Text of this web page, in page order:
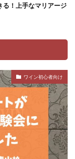
る！上手なマリアージ
ワイン初心者向け